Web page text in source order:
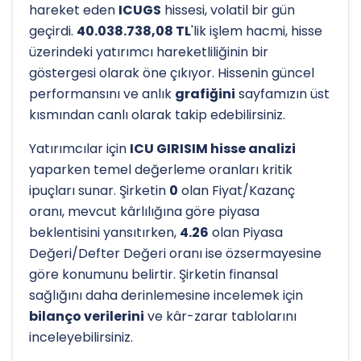
hareket eden ICUGS hissesi, volatil bir gün
geçirdi. 40.038.738,08 TL'lik işlem hacmi, hisse
üzerindeki yatırımcı hareketliliğinin bir
göstergesi olarak öne çıkıyor. Hissenin güncel
performansını ve anlık grafiğini sayfamızın üst
kısmından canlı olarak takip edebilirsiniz.
Yatırımcılar için ICU GIRISIM hisse analizi
yaparken temel değerleme oranları kritik
ipuçları sunar. Şirketin 0 olan Fiyat/Kazanç
oranı, mevcut kârlılığına göre piyasa
beklentisini yansıtırken, 4.26 olan Piyasa
Değeri/Defter Değeri oranı ise özsermayesine
göre konumunu belirtir. Şirketin finansal
sağlığını daha derinlemesine incelemek için
bilanço verilerini ve kâr-zarar tablolarını
inceleyebilirsiniz.